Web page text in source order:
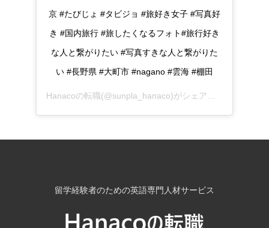
京 #たびじょ #タビジョ #旅好き女子 #写真好
き #国内旅行 #旅したくなるフォト#旅行好き
な人と繋がりたい #写真すきな人と繋がりた
い #長野県 #大町市 #nagano #雲海 #棚田
Hanacoの転職(@sunpla_hanaco)がシェアした投稿 -
留学経験者のための英語専門人材サービス